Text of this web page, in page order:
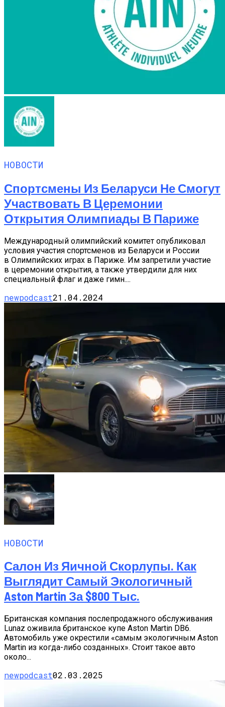
НОВОСТИ
Спортсмены Из Беларуси Не Смогут
Участвовать В Церемонии
Открытия Олимпиады В Париже
Международный олимпийский комитет опубликовал
условия участия спортсменов из Беларуси и России
в Олимпийских играх в Париже. Им запретили участие
в церемонии открытия, а также утвердили для них
специальный флаг и даже гимн....
newpodcast21.04.2024
НОВОСТИ
Салон Из Яичной Скорлупы. Как
Выглядит Самый Экологичный
Aston Martin За $800 Тыс.
Британская компания послепродажного обслуживания
Lunaz оживила британское купе Aston Martin DB6.
Автомобиль уже окрестили «самым экологичным Aston
Martin из когда-либо созданных». Стоит такое авто
около...
newpodcast02.03.2025